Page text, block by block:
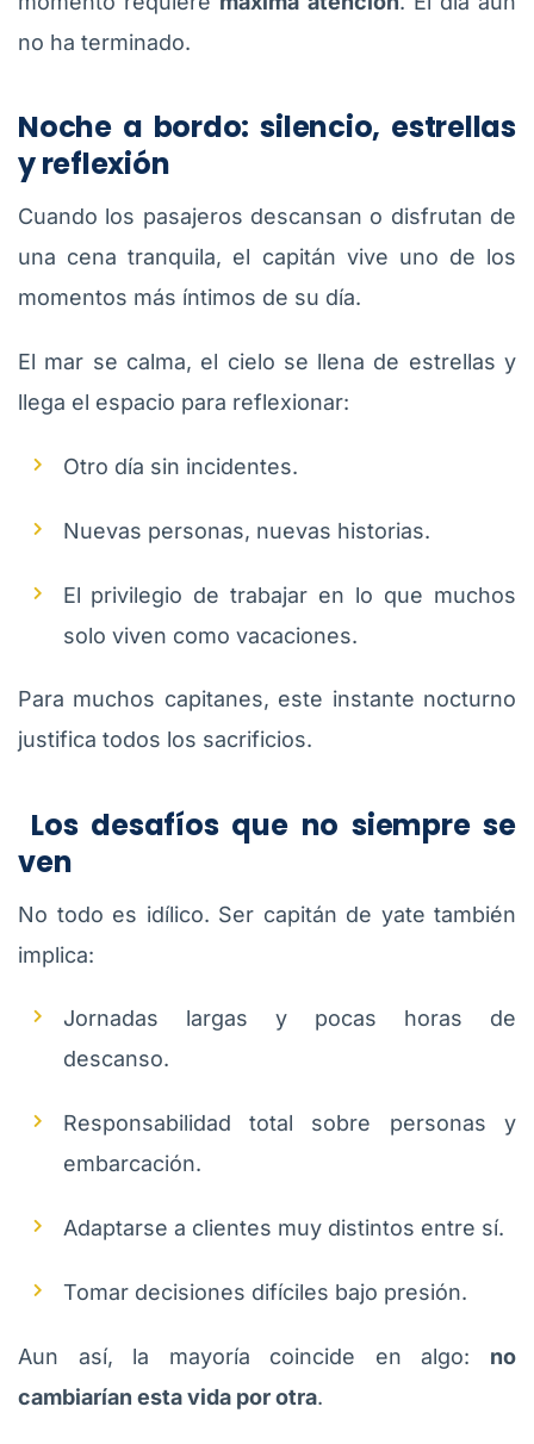
no ha terminado.
Noche a bordo: silencio, estrellas
y reflexión
Cuando los pasajeros descansan o disfrutan de
una cena tranquila, el capitán vive uno de los
momentos más íntimos de su día.
El mar se calma, el cielo se llena de estrellas y
llega el espacio para reflexionar:
Otro día sin incidentes.
Nuevas personas, nuevas historias.
El privilegio de trabajar en lo que muchos
solo viven como vacaciones.
Para muchos capitanes, este instante nocturno
justifica todos los sacrificios.
Los desafíos que no siempre se
ven
No todo es idílico. Ser capitán de yate también
implica:
Jornadas largas y pocas horas de
descanso.
Responsabilidad total sobre personas y
embarcación.
Adaptarse a clientes muy distintos entre sí.
Tomar decisiones difíciles bajo presión.
Aun así, la mayoría coincide en algo: no
cambiarían esta vida por otra.